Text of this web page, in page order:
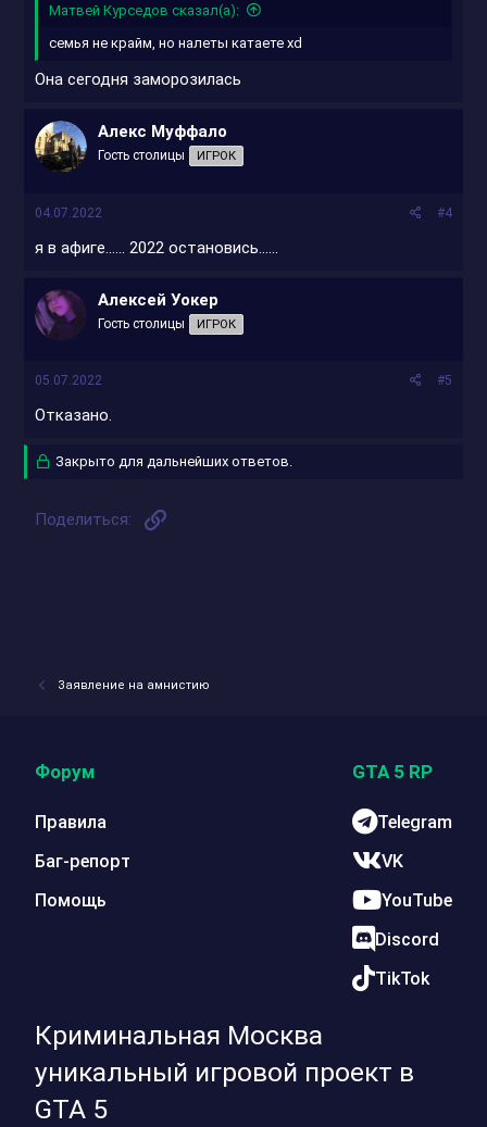
Матвей Курседов сказал(а):
семья не крайм, но налеты катаете xd
Она сегодня заморозилась
Алекс Муффало
Гость столицы ИГРОК
04.07.2022 #4
я в афиге...... 2022 остановись......
Алексей Уокер
Гость столицы ИГРОК
05.07.2022 #5
Отказано.
Закрыто для дальнейших ответов.
Поделиться:
Заявление на амнистию
Криминальная Москва
уникальный игровой проект в
GTA 5
Форум
Правила
Баг-репорт
Помощь
GTA 5 RP
Telegram
VK
YouTube
Discord
TikTok